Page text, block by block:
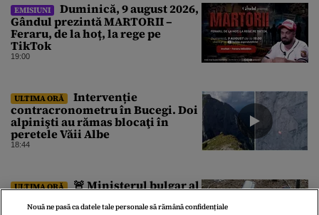
EMISIUNI
Duminică, 9 august 2026,
Gândul prezintă MARTORII –
Feraru, de la hoț, la rege pe
TikTok
19:00
ULTIMA ORĂ
Intervenție
contracronometru în Bucegi. Doi
alpinişti au rămas blocaţi în
peretele Văii Albe
18:44
ULTIMA ORĂ
🚨 Ministerul bulgar al
în Kardam este cel mai probabil
Nouă ne pasă ca datele tale personale să rămână confidențiale